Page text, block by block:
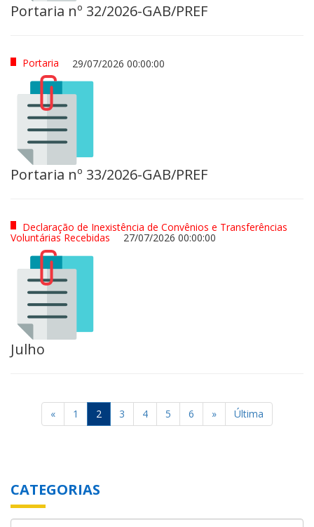
Portaria nº 32/2026-GAB/PREF
Portaria 29/07/2026 00:00:00
Portaria nº 33/2026-GAB/PREF
Declaração de Inexistência de Convênios e Transferências
Voluntárias Recebidas 27/07/2026 00:00:00
Julho
« 1 2 3 4 5 6 » Última
CATEGORIAS